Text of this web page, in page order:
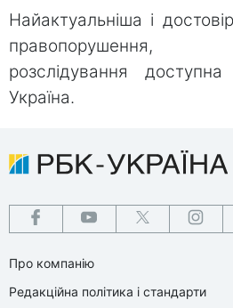
Найактуальніша і
розслідування
Україна.
Про компанію
Редакційна політика і стандарти